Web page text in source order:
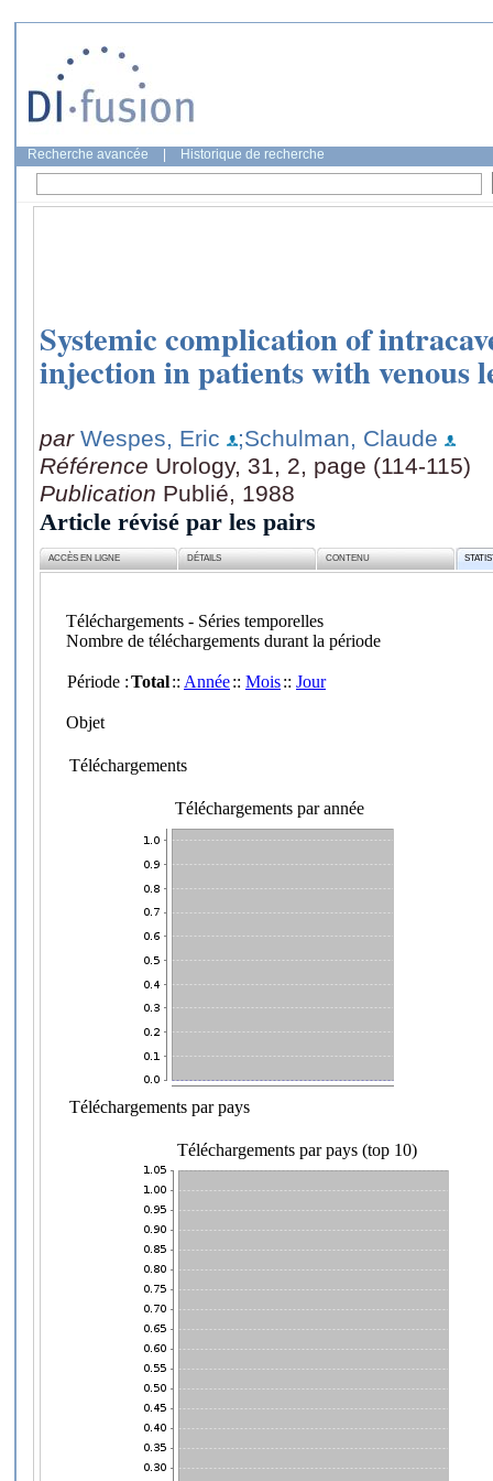
Recherche avancée Historique de recherche
Systemic complication of
injection in patients with venous
par Wespes, Eric
;Schulman, Claude
Référence Urology, 31, 2, page (114-115)
Publication Publié, 1988
Article révisé par les pairs
ACCÈS EN LIGNE DÉTAILS CONTENU